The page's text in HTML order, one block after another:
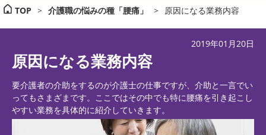
TOP > 介護職の悩みの種「腰痛」 > 原因になる業務内容
2019年01月20日
原因になる業務内容
要介護者の介助をするのが介護士の仕事ですが、介助と一言でい
ってもさまざまです。ここではその中でも特に腰痛を引き起こし
やすい業務を具体的に紹介していきます。